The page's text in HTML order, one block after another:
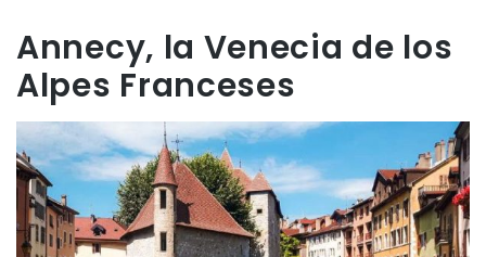
Annecy, la Venecia de los
Alpes Franceses